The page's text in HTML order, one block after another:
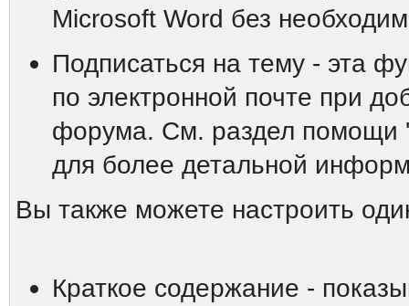
Microsoft Word без
Подписаться на тему - эта
по электронной почте при
форума. См. раздел помощи
для более детальной
Вы также можете настроить
Краткое содержание -